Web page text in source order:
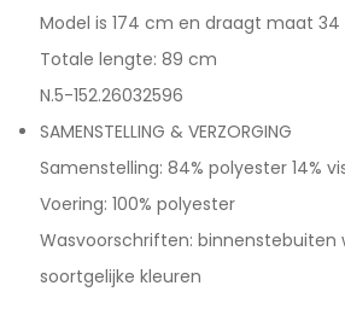
Model is 174 cm en draagt maat 34
Totale lengte: 89 cm
N.5-152.26032596
SAMENSTELLING & VERZORGING
Samenstelling: 84% polyester 14%
Voering: 100% polyester
Wasvoorschriften: binnenstebuiten
soortgelijke kleuren